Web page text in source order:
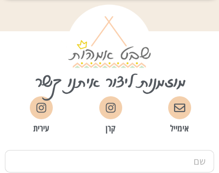
מוזמנות ליצור איתנו קשר
אימייל קרן עירית